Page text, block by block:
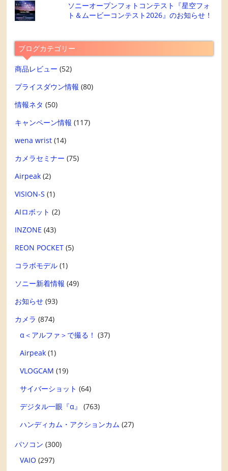
ソニーオープンフォトコンテスト『星空フォ
ト＆ムービーコンテスト2026』のお知らせ！
ブログカテゴリー
商品レビュー (52)
プライスダウン情報 (80)
情報ネタ (50)
キャンペーン情報 (117)
wena wrist (14)
カメラセミナー (75)
Airpeak (2)
VISION-S (1)
AIロボット (2)
INZONE (43)
REON POCKET (5)
コラボモデル (1)
ソニー新着情報 (49)
お知らせ (93)
カメラ (874)
α＜アルファ＞で撮る！ (37)
Airpeak (1)
VLOGCAM (19)
サイバーショット (64)
デジタル一眼『α』
(763)
ハンディカム・アクションカム (27)
パソコン (300)
VAIO (297)